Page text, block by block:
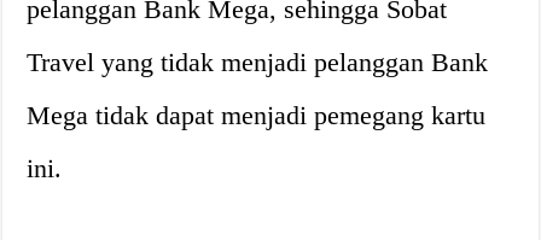
pelanggan Bank Mega, sehingga Sobat
Travel yang tidak menjadi pelanggan Bank
Mega tidak dapat menjadi pemegang kartu
ini.